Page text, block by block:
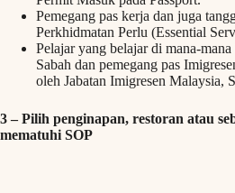
Pemegang pas kerja dan juga
Perkhidmatan Perlu (Essential
Pelajar yang belajar di mana-
Sabah dan pemegang pas
oleh Jabatan Imigresen Malaysia,
3 –Pilih penginapan, restoran atau
mematuhi SOP